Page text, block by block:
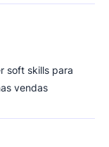
soft skills para
vendas